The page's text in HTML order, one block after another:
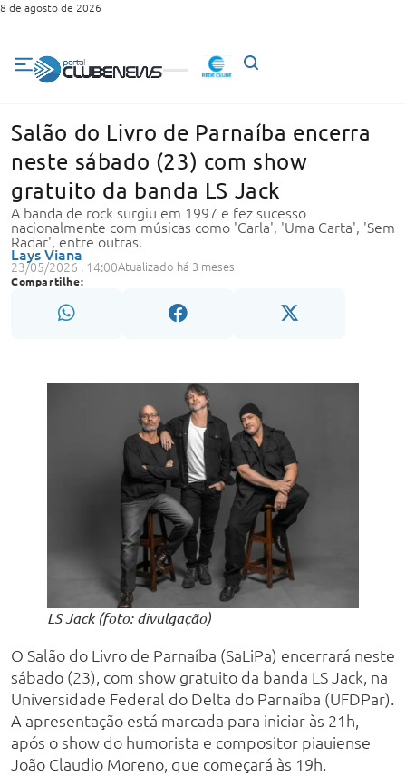
8 de agosto de 2026
Salão do Livro de Parnaíba encerra
neste sábado (23) com show
gratuito da banda LS Jack
A banda de rock surgiu em 1997 e fez sucesso
nacionalmente com músicas como 'Carla', 'Uma Carta', 'Sem
Radar', entre outras.
Lays Viana
23/05/2026 . 14:00Atualizado há 3 meses
Compartilhe:
LS Jack (foto: divulgação)
O Salão do Livro de Parnaíba (SaLiPa) encerrará neste
sábado (23), com show gratuito da banda LS Jack, na
Universidade Federal do Delta do Parnaíba (UFDPar).
A apresentação está marcada para iniciar às 21h,
após o show do humorista e compositor piauiense
João Claudio Moreno, que começará às 19h.